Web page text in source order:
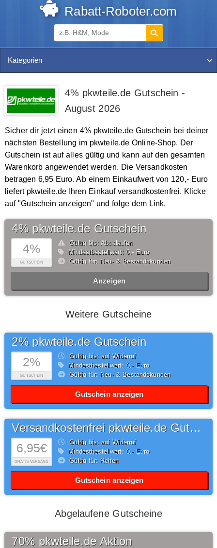
Rabatt-Roboter.com
Kategorien
4% pkwteile.de Gutschein -
August 2026
Sicher dir jetzt einen 4% pkwteile.de Gutschein bei deiner
nächsten Bestellung im pkwteile.de Online-Shop. Der
Gutschein ist auf alles gültig und kann auf den gesamten
Warenkorb angewendet werden. Die Versandkosten
betragen 6,95 Euro. Ab einem Einkaufwert von 120,- Euro
liefert pkwteile.de Ihren Einkauf versandkostenfrei. Klicke
auf "Gutschein anzeigen" und folge dem Link.
4%
GUTSCHEIN
4% pkwteile.de Gutschein
Gültig bis: Abgelaufen
Mindestbestellwert: 0,- Euro
Gültig für: Neu- & Bestandskunden
Anzeigen
Weitere Gutscheine
2%
GUTSCHEIN
2% pkwteile.de Gutschein
Gültig bis: auf Widerruf
Mindestbestellwert: 0,- Euro
Gültig für: Neu- & Bestandskunden
Gutschein anzeigen
6,95€
GRATIS VERSAND
Versandkostenfrei pkwteile.de Gutschein
Gültig bis: auf Widerruf
Mindestbestellwert: 0,- Euro
Gültig für: Reifen
Gutschein anzeigen
Abgelaufene Gutscheine
70% pkwteile.de Aktion